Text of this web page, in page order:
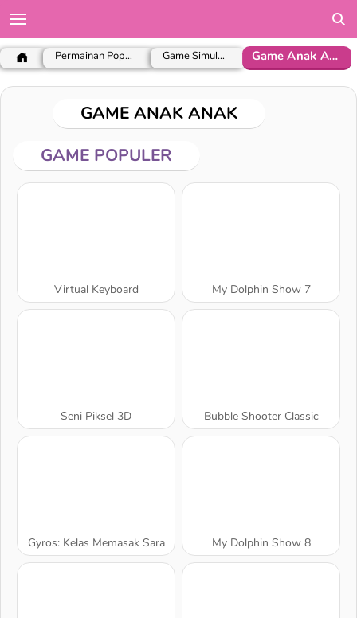
Permainan Populer Game Simulasi Game Anak Anak
GAME ANAK ANAK
GAME POPULER
Virtual Keyboard My Dolphin Show 7
Seni Piksel 3D Bubble Shooter Classic
Gyros: Kelas Memasak Sara My Dolphin Show 8